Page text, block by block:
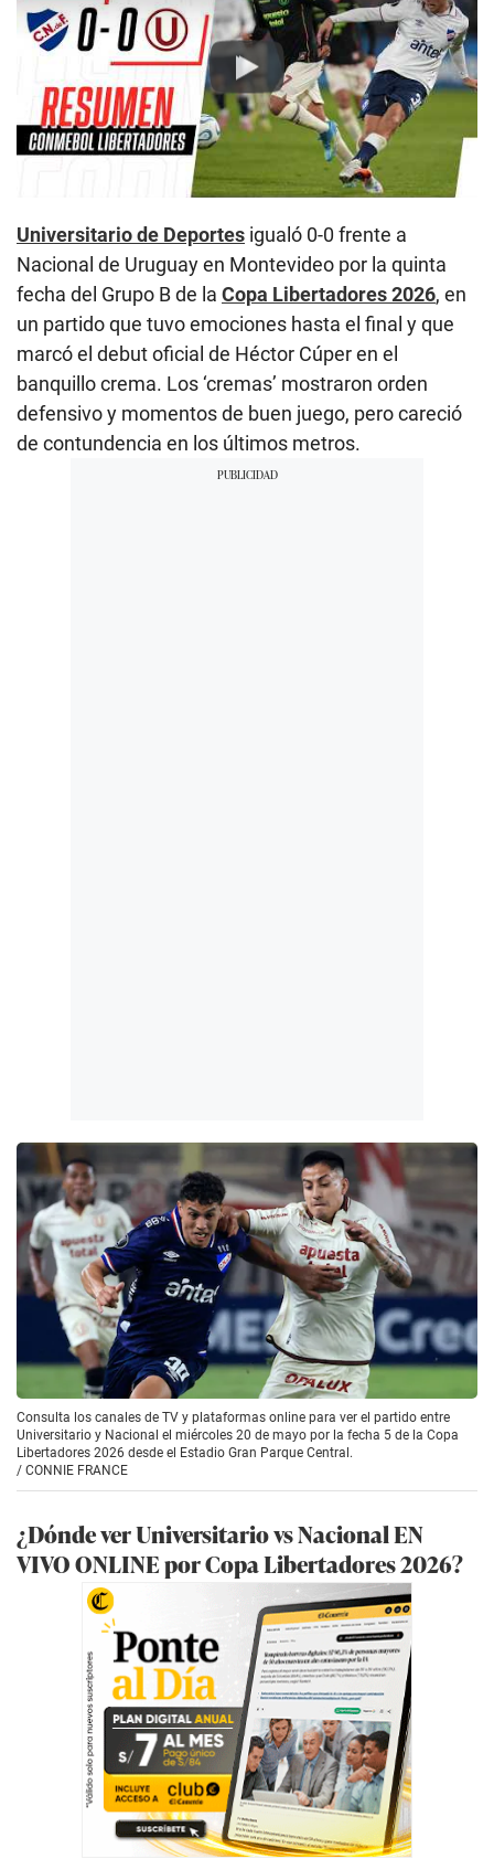
Play
Universitario de Deportes igualó 0-0 frente a
Nacional de Uruguay en Montevideo por la quinta
fecha del Grupo B de la Copa Libertadores 2026, en
un partido que tuvo emociones hasta el final y que
marcó el debut oficial de Héctor Cúper en el
banquillo crema. Los ‘cremas’ mostraron orden
defensivo y momentos de buen juego, pero careció
de contundencia en los últimos metros.
Consulta los canales de TV y plataformas online para ver el partido entre
Universitario y Nacional el miércoles 20 de mayo por la fecha 5 de la Copa
Libertadores 2026 desde el Estadio Gran Parque Central.
/ CONNIE FRANCE
¿Dónde ver Universitario vs Nacional EN
VIVO ONLINE por Copa Libertadores 2026?